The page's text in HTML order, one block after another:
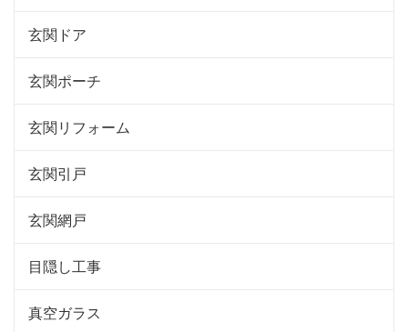
玄関ドア
玄関ポーチ
玄関リフォーム
玄関引戸
玄関網戸
目隠し工事
真空ガラス